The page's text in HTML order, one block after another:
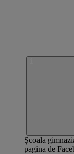
Școala
pagina de